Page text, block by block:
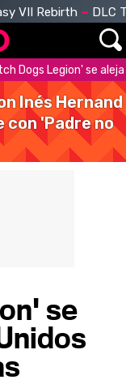
VII Rebirth DLC
Dogs Legion' se
Inés Hernand
con 'Padre no
se